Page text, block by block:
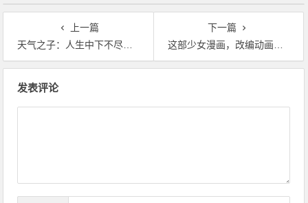
上一篇
天气之子：人生中下不尽的雨，但遇见了你便是晴天
下一篇
这部少女漫画，改编动画都到第三季了，被网友吐槽：要不要这么燃
发表评论